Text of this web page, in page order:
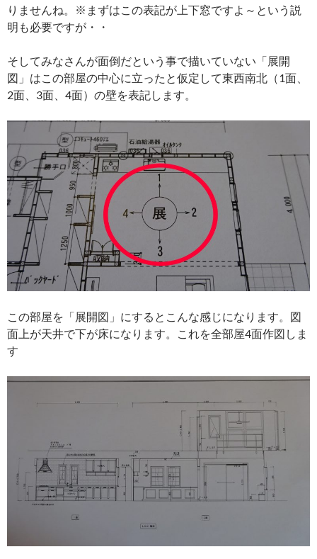
りませんね。※まずはこの表記が上下窓ですよ～という説
明も必要ですが・・
そしてみなさんが面倒だという事で描いていない「展開
図」はこの部屋の中心に立ったと仮定して東西南北（1面、
2面、3面、4面）の壁を表記します。
この部屋を「展開図」にするとこんな感じになります。図
面上が天井で下が床になります。これを全部屋4面作図しま
す